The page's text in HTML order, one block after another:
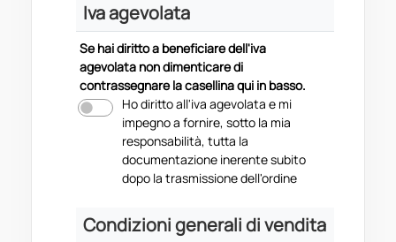
Iva agevolata
Se hai diritto a beneficiare dell'iva
agevolata non dimenticare di
contrassegnare la casellina qui in basso.
Ho diritto all'iva agevolata e mi
impegno a fornire, sotto la mia
responsabilità, tutta la
documentazione inerente subito
dopo la trasmissione dell'ordine
Condizioni generali di vendita